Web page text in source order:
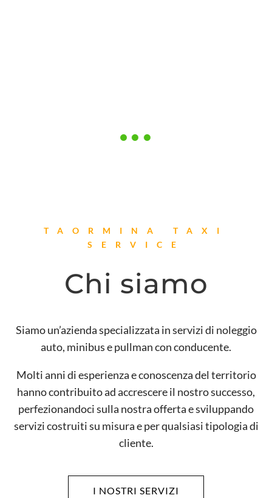
TAORMINA TAXI
SERVICE
Chi siamo
Siamo un’azienda specializzata in servizi di noleggio
auto, minibus e pullman con conducente.
Molti anni di esperienza e conoscenza del territorio
hanno contribuito ad accrescere il nostro successo,
perfezionandoci sulla nostra offerta e sviluppando
servizi costruiti su misura e per qualsiasi tipologia di
cliente.
I NOSTRI SERVIZI